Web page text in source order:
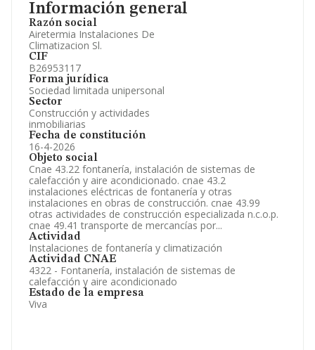
Información general
Razón social
Airetermia Instalaciones De
Climatizacion Sl.
CIF
B26953117
Forma jurídica
Sociedad limitada unipersonal
Sector
Construcción y actividades
inmobiliarias
Fecha de constitución
16-4-2026
Objeto social
Cnae 43.22 fontanería, instalación de sistemas de
calefacción y aire acondicionado. cnae 43.2
instalaciones eléctricas de fontanería y otras
instalaciones en obras de construcción. cnae 43.99
otras actividades de construcción especializada n.c.o.p.
cnae 49.41 transporte de mercancías por...
Actividad
Instalaciones de fontanería y climatización
Actividad CNAE
4322 - Fontanería, instalación de sistemas de
calefacción y aire acondicionado
Estado de la empresa
Viva
Artículos de prensa publicados sobre la empresa.
Información oficial y registral complementaria.